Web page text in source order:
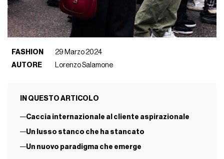
FASHION
29 Marzo 2024
AUTORE
Lorenzo Salamone
IN QUESTO ARTICOLO
Caccia internazionale al cliente aspirazionale
Un lusso stanco che ha stancato
Un nuovo paradigma che emerge